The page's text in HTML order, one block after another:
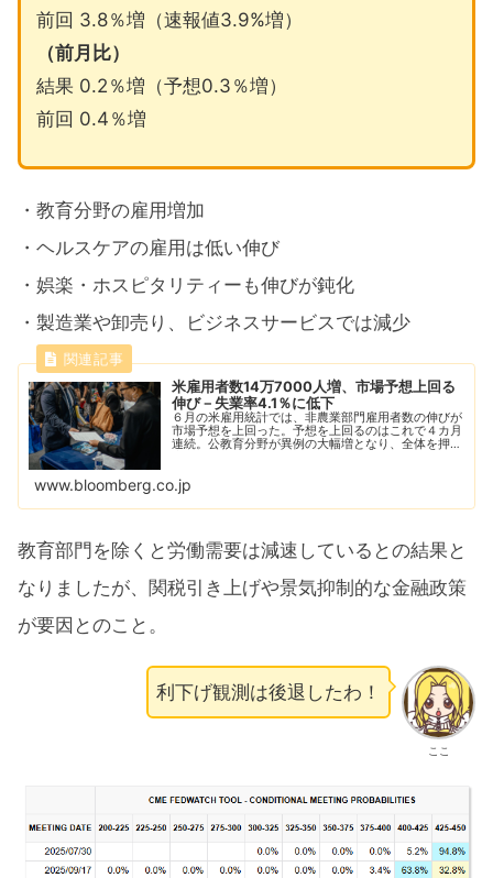
前回 3.8％増（速報値3.9%増）
（前月比）
結果 0.2％増（予想0.3％増）
前回 0.4％増
・教育分野の雇用増加
・ヘルスケアの雇用は低い伸び
・娯楽・ホスピタリティーも伸びが鈍化
・製造業や卸売り、ビジネスサービスでは減少
米雇用者数14万7000人増、市場予想上回る
伸び－失業率4.1％に低下
６月の米雇用統計では、非農業部門雇用者数の伸びが
市場予想を上回った。予想を上回るのはこれで４カ月
連続。公教育分野が異例の大幅増となり、全体を押し
www.bloomberg.co.jp
教育部門を除くと労働需要は減速しているとの結果と
なりましたが、関税引き上げや景気抑制的な金融政策
が要因とのこと。
ここ
利下げ観測は後退したわ！